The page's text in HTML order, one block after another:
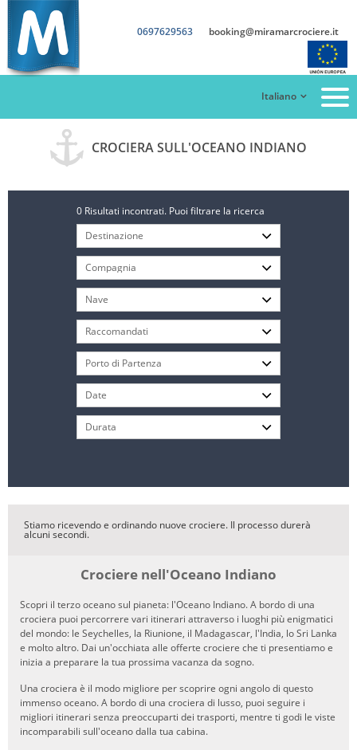
0697629563 booking@miramarcrociere.it
Italiano
CROCIERA SULL'OCEANO INDIANO
0 Risultati incontrati. Puoi filtrare la ricerca
Stiamo ricevendo e ordinando nuove crociere. Il processo durerà
alcuni secondi.
Crociere nell'Oceano Indiano
Scopri il terzo oceano sul pianeta: l'Oceano Indiano. A bordo di una
crociera puoi percorrere vari itinerari attraverso i luoghi più enigmatici
del mondo: le Seychelles, la Riunione, il Madagascar, l'India, lo Sri Lanka
e molto altro. Dai un'occhiata alle offerte crociere che ti presentiamo e
inizia a preparare la tua prossima vacanza da sogno.
Una crociera è il modo migliore per scoprire ogni angolo di questo
immenso oceano. A bordo di una crociera di lusso, puoi seguire i
migliori itinerari senza preoccuparti dei trasporti, mentre ti godi le viste
incomparabili sull'oceano dalla tua cabina.